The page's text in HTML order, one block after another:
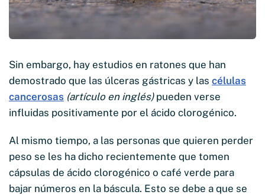
Sin embargo, hay estudios en ratones que han
demostrado que las úlceras gástricas y las células
cancerosas (artículo en inglés)pueden verse
influidas positivamente por el ácido clorogénico.
Al mismo tiempo, a las personas que quieren perder
peso se les ha dicho recientemente que tomen
cápsulas de ácido clorogénico o café verde para
bajar números en la báscula. Esto se debe a que se